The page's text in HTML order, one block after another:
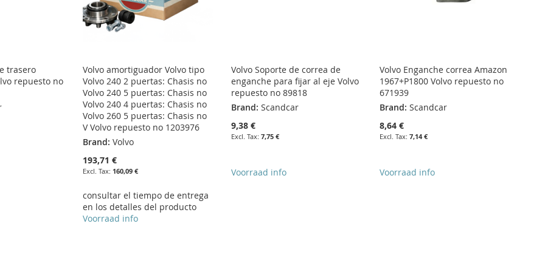
trasero
repuesto no
Volvo amortiguador Volvo tipo
Volvo 240 2 puertas: Chasis no
Volvo 240 5 puertas: Chasis no
Volvo 240 4 puertas: Chasis no
Volvo 260 5 puertas: Chasis no
V Volvo repuesto no 1203976
Brand: Volvo
193,71 €
160,09 €
consultar el tiempo de entrega
en los detalles del producto
Voorraad info
Volvo Soporte de correa de
enganche para fijar al eje Volvo
repuesto no 89818
Brand: Scandcar
9,38 €
7,75 €
Voorraad info
Volvo Enganche correa Amazon
1967+P1800 Volvo repuesto no
671939
Brand: Scandcar
8,64 €
7,14 €
Voorraad info